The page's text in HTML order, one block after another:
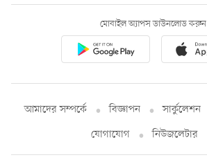
মোবাইল অ্যাপস ডাউনলোড করুন
আমাদের সম্পর্কে বিজ্ঞাপন সার্কুলেশন
যোগাযোগ
নিউজলেটার